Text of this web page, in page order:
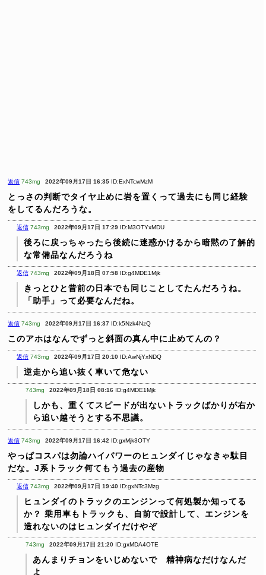
返信 743mg 2022年09月17日 16:35 ID:ExNTcwMzM
とっさの判断でタイヤ止めに岩を置くって過去にも同じ経験
をしてるんだろうな。
返信 743mg 2022年09月17日 17:29 ID:M3OTYxMDU
後ろに戻っちゃったら後続に迷惑かけるから暗黙の了解的
な常備品なんだろうね
返信 743mg 2022年09月18日 07:58 ID:g4MDE1Mjk
きっとひと昔前の日本でも同じことしてたんだろうね。
「助手」って必要なんだね。
返信 743mg 2022年09月17日 16:37 ID:k5Nzk4NzQ
このアホはなんでずっと斜面の真ん中に止めてんの？
返信 743mg 2022年09月17日 20:10 ID:AwNjYxNDQ
逆走から追い抜く車いて危ない
743mg 2022年09月18日 08:16 ID:g4MDE1Mjk
しかも、重くてスピードが出ないトラックばかりが右か
ら追い越そうとする不思議。
返信 743mg 2022年09月17日 16:42 ID:gxMjk3OTY
やっぱコスパは勿論ハイパワーのヒュンダイじゃなきゃ駄目
だな。J系トラック何てもう過去の産物
返信 743mg 2022年09月17日 19:40 ID:gxNTc3Mzg
ヒュンダイのトラックのエンジンって何処製か知ってる
か？ 乗用車もトラックも、自前で設計して、エンジンを
造れないのはヒュンダイだけやぞ
743mg 2022年09月17日 21:20 ID:gxMDA4OTE
あんまりチョンをいじめないで 精神病なだけなんだ
よ